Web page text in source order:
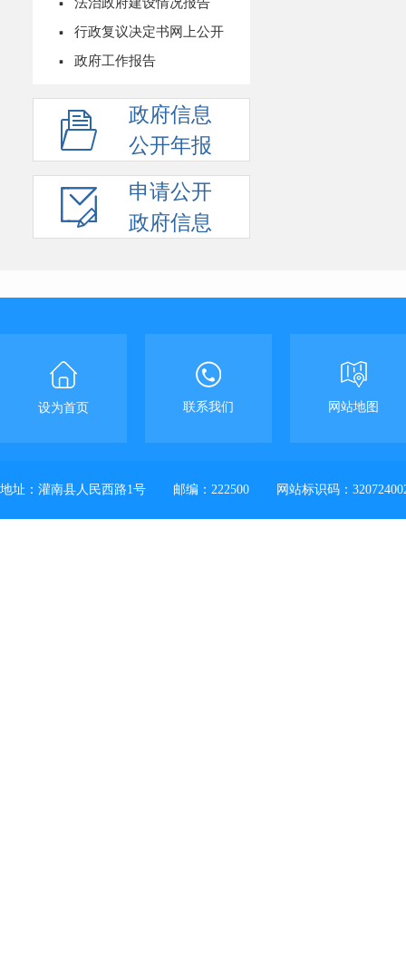
· 行政复议决定书网上公开
· 政府工作报告
政府信息
公开年报
申请公开
政府信息
设为首页 联系我们 网站地图
地址：灌南县人民西路1号 邮编：222500 网站标识码：